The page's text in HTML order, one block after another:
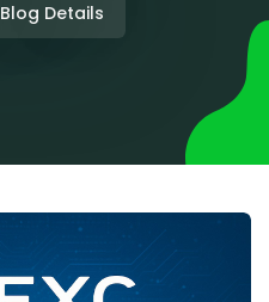
Blog Details